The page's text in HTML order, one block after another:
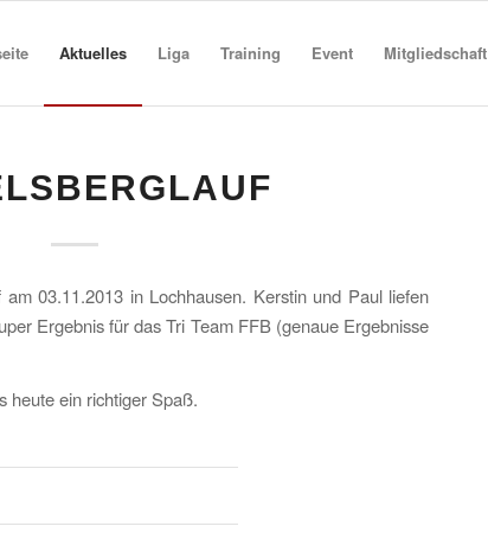
Aktuelles Liga Training Event Mitgliedschaft
03.11.2013 in Lochhausen. Kerstin und Paul liefen
Ergebnis für das Tri Team FFB (genaue Ergebnisse
heute ein richtiger Spaß.